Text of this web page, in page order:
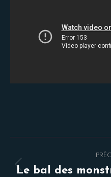
de
Le bal des